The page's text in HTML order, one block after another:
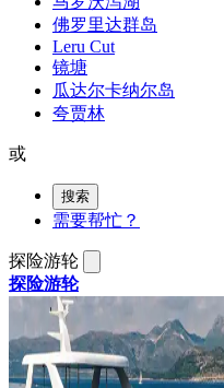
佛罗里达群岛
Leru Cut
镜塘
瓜达尔卡纳尔岛
夸贾林
或
搜索
需要帮忙？
探险游轮
探险游轮